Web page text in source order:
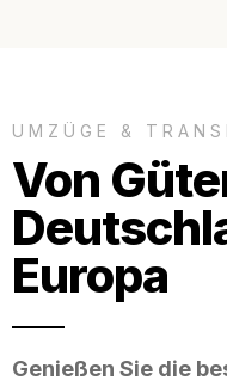
UMZÜGE &
Von
Europa
Genießen Sie die